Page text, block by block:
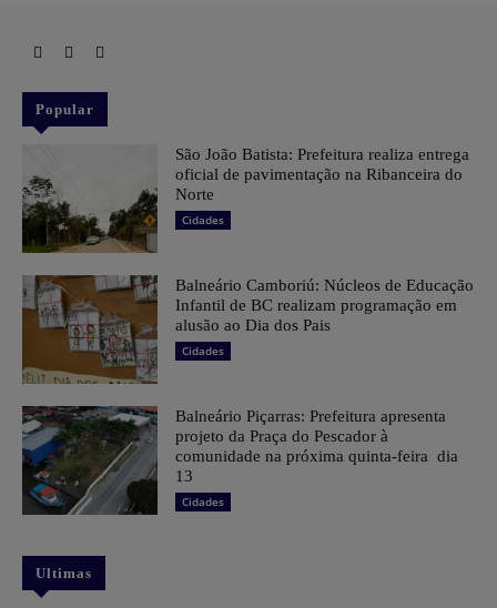
Popular
São João Batista: Prefeitura realiza entrega
oficial de pavimentação na Ribanceira do
Norte
Cidades
Balneário Camboriú: Núcleos de Educação
Infantil de BC realizam programação em
alusão ao Dia dos Pais
Cidades
Balneário Piçarras: Prefeitura apresenta
projeto da Praça do Pescador à
comunidade na próxima quinta-feira dia
13
Cidades
Ultimas